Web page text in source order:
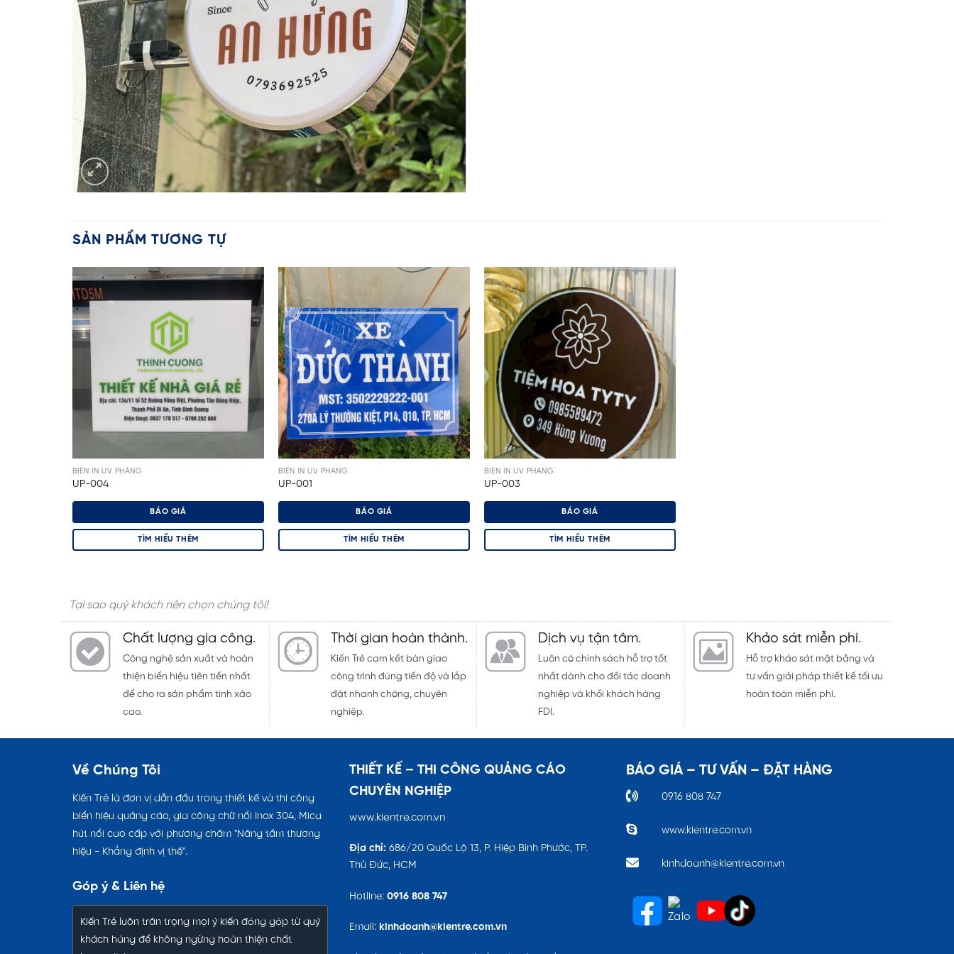
SẢN PHẨM TƯƠNG TỰ
BIỂN IN UV PHẲNG
UP-004
BÁO GIÁ
TÌM HIỂU THÊM
BIỂN IN UV PHẲNG
UP-001
BÁO GIÁ
TÌM HIỂU THÊM
BIỂN IN UV PHẲNG
UP-003
BÁO GIÁ
TÌM HIỂU THÊM
Tại sao quý khách nên chọn chúng tôi!
Chất lượng gia công.
Công nghệ sản xuất và hoàn
thiện biển hiệu tiên tiến nhất
để cho ra sản phẩm tinh xảo
cao.
Thời gian hoàn thành.
Kiến Trẻ cam kết bàn giao
công trình đúng tiến độ và lắp
đặt nhanh chóng, chuyên
nghiệp.
Dịch vụ tận tâm.
Luôn có chính sách hỗ trợ tốt
nhất dành cho đối tác doanh
nghiệp và khối khách hàng
FDI.
Khảo sát miễn phí.
Hỗ trợ khảo sát mặt bằng và
tư vấn giải pháp thiết kế tối ưu
hoàn toàn miễn phí.
Về Chúng Tôi
Kiến Trẻ là đơn vị dẫn đầu trong thiết kế và thi công
biển hiệu quảng cáo, gia công chữ nổi Inox 304, Mica
hút nổi cao cấp với phương châm "Nâng tầm thương
hiệu - Khẳng định vị thế".
Góp ý & Liên hệ
Kiến Trẻ luôn trân trọng mọi ý kiến đóng góp từ quý
khách hàng để không ngừng hoàn thiện chất
THIẾT KẾ – THI CÔNG QUẢNG CÁO
CHUYÊN NGHIỆP
www.kientre.com.vn
Địa chỉ: 686/20 Quốc Lộ 13, P. Hiệp Bình Phước, TP.
Thủ Đức, HCM
Hotline: 0916 808 747
Email: kinhdoanh@kientre.com.vn
BÁO GIÁ – TƯ VẤN – ĐẶT HÀNG
0916 808 747
www.kientre.com.vn
kinhdoanh@kientre.com.vn